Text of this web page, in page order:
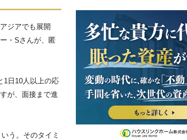
ジアでも展開
・Sさんが、匿
1日10人以上の応
が、面接まで進
う。そのタイミ